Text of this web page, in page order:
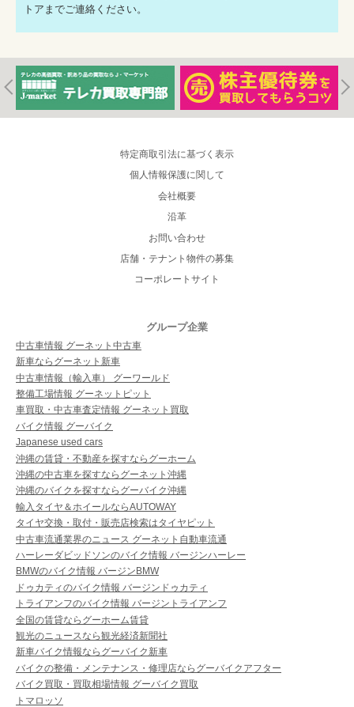
トアまでご連絡ください。
特定商取引法に基づく表示
個人情報保護に関して
会社概要
沿革
お問い合わせ
店舗・テナント物件の募集
コーポレートサイト
グループ企業
中古車情報 グーネット中古車
新車ならグーネット新車
中古車情報（輸入車） グーワールド
整備工場情報 グーネットピット
車買取・中古車査定情報 グーネット買取
バイク情報 グーバイク
Japanese used cars
沖縄の賃貸・不動産を探すならグーホーム
沖縄の中古車を探すならグーネット沖縄
沖縄のバイクを探すならグーバイク沖縄
輸入タイヤ＆ホイールならAUTOWAY
タイヤ交換・取付・販売店検索はタイヤピット
中古車流通業界のニュース グーネット自動車流通
ハーレーダビッドソンのバイク情報 バージンハーレー
BMWのバイク情報 バージンBMW
ドゥカティのバイク情報 バージンドゥカティ
トライアンフのバイク情報 バージントライアンフ
全国の賃貸ならグーホーム賃貸
観光のニュースなら観光経済新聞社
新車バイク情報ならグーバイク新車
バイクの整備・メンテナンス・修理店ならグーバイクアフター
バイク買取・買取相場情報 グーバイク買取
トマロッソ